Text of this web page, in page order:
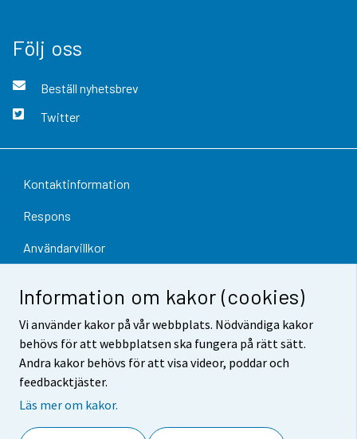
Information om kakor (cookies)
Vi använder kakor på vår webbplats. Nödvändiga kakor
behövs för att webbplatsen ska fungera på rätt sätt.
Andra kakor behövs för att visa videor, poddar och
feedbacktjäster.
Läs mer om kakor.
Följ oss
Beställ nyhetsbrev
Twitter
Kontaktinformation
Respons
Användarvillkor
Information om webbplatsen
Cookie-inställningar